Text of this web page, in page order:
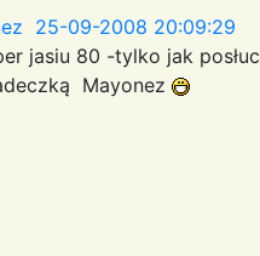
25-09-2008 20:09:29
jasiu 80 -tylko jak
Mayonez